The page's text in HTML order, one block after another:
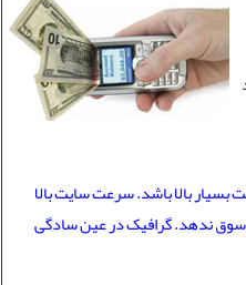
بسیار بالا باشد. سرعت سایت بالا
سوق ندهد. گرافیک در عین سادگی